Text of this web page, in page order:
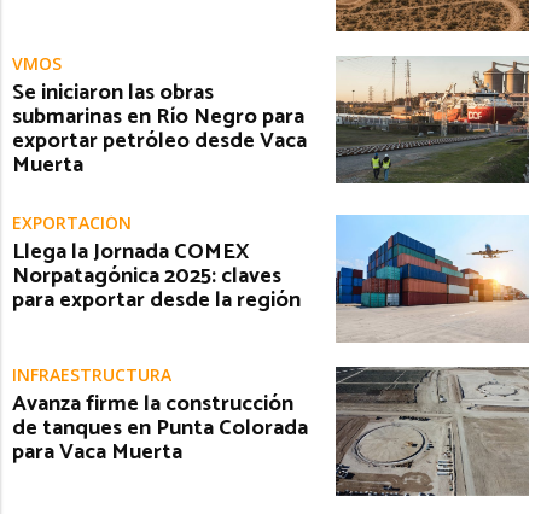
VMOS
Se iniciaron las obras
submarinas en Río Negro para
exportar petróleo desde Vaca
Muerta
EXPORTACIÓN
Llega la Jornada COMEX
Norpatagónica 2025: claves
para exportar desde la región
INFRAESTRUCTURA
Avanza firme la construcción
de tanques en Punta Colorada
para Vaca Muerta